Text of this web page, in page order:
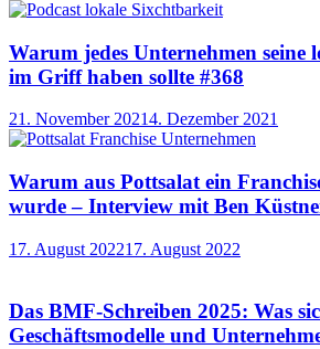
Warum jedes Unternehmen seine
im Griff haben sollte #368
21. November 20214. Dezember 2021
Warum aus Pottsalat ein
wurde – Interview mit Ben
17. August 202217. August 2022
Das BMF-Schreiben 2025: Was
Geschäftsmodelle und